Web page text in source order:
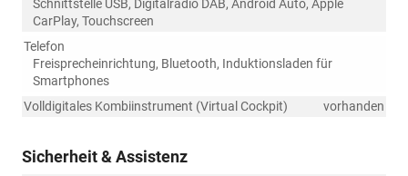
Schnittstelle USB, Digitalradio DAB, Android Auto, Apple
CarPlay, Touchscreen
Telefon
Freisprecheinrichtung, Bluetooth, Induktionsladen für
Smartphones
Volldigitales Kombiinstrument (Virtual Cockpit)
vorhanden
Sicherheit & Assistenz